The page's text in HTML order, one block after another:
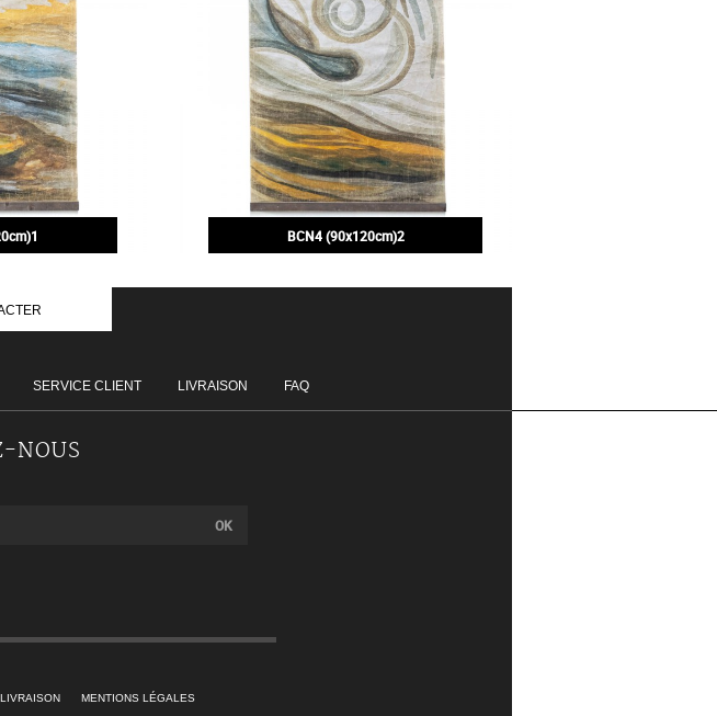
BCN4 (90x120cm)2
SERVICE CLIENT LIVRAISON FAQ
NOUS
LIVRAISON MENTIONS LÉGALES